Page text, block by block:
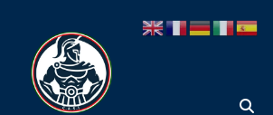
al
contenuto